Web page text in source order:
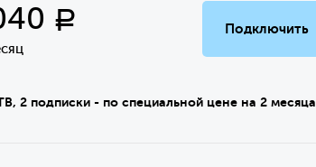
Р Подключить
2 подписки - по специальной цене на 2 месяца